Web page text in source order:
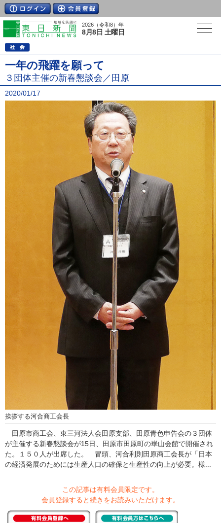
2026（令和8）年
8月8日 土曜日
一年の飛躍を願って
３団体主催の新春懇談会／田原
2020/01/17
挨拶する河合商工会長
田原市商工会、東三河法人会田原支部、田原青色申告会の３団体
が主催する新春懇談会が15日、田原市田原町の崋山会館で開催され
た。１５０人が出席した。 冒頭、河合利則田原商工会長が「日本
の経済発展のためには生産人口の確保と生産性の向上が必要。様...
この記事は有料会員限定です。
会員登録すると続きをお読みいただけます。